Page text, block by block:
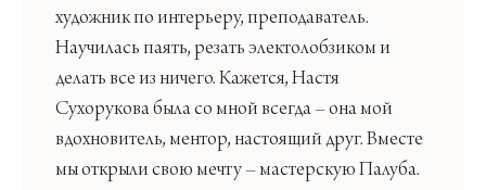
художник по интерьеру, преподаватель.
Научилась паять, резать электолобзиком и
делать все из ничего. Кажется, Настя
Сухорукова была со мной всегда – она мой
вдохновитель, ментор, настоящий друг. Вместе
мы открыли свою мечту – мастерскую Палуба.